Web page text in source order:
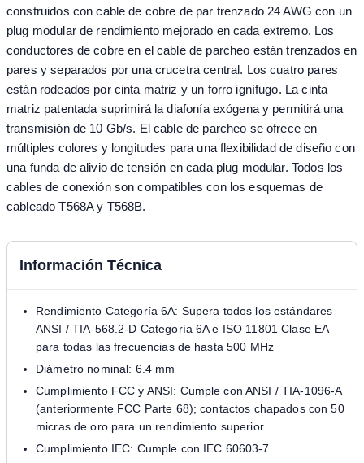
construidos con cable de cobre de par trenzado 24 AWG con un
plug modular de rendimiento mejorado en cada extremo. Los
conductores de cobre en el cable de parcheo están trenzados en
pares y separados por una crucetra central. Los cuatro pares
están rodeados por cinta matriz y un forro ignífugo. La cinta
matriz patentada suprimirá la diafonía exógena y permitirá una
transmisión de 10 Gb/s. El cable de parcheo se ofrece en
múltiples colores y longitudes para una flexibilidad de diseño con
una funda de alivio de tensión en cada plug modular. Todos los
cables de conexión son compatibles con los esquemas de
cableado T568A y T568B.
Información Técnica
Rendimiento Categoría 6A: Supera todos los estándares
ANSI / TIA-568.2-D Categoría 6A e ISO 11801 Clase EA
para todas las frecuencias de hasta 500 MHz
Diámetro nominal: 6.4 mm
Cumplimiento FCC y ANSI: Cumple con ANSI / TIA-1096-A
(anteriormente FCC Parte 68); contactos chapados con 50
micras de oro para un rendimiento superior
Cumplimiento IEC: Cumple con IEC 60603-7